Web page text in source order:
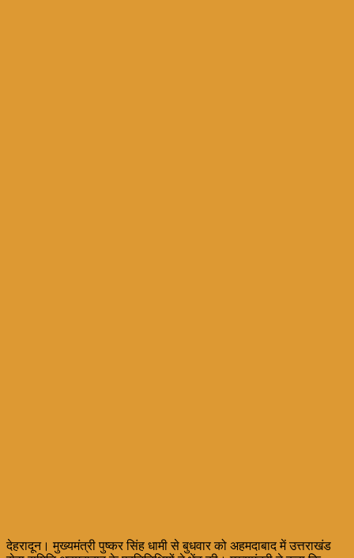
देहरादून। मुख्यमंत्री पुष्कर सिंह धामी से बुधवार को अहमदाबाद में उत्तराखंड